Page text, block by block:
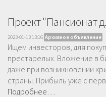
Проект "Пансионат
2023-01-13 13:16 Архивное объявление
Ищем инвесторов, для
престарелых. Вложение в
даже при возникновении
страны. Прибыль уже с
Подробнее…